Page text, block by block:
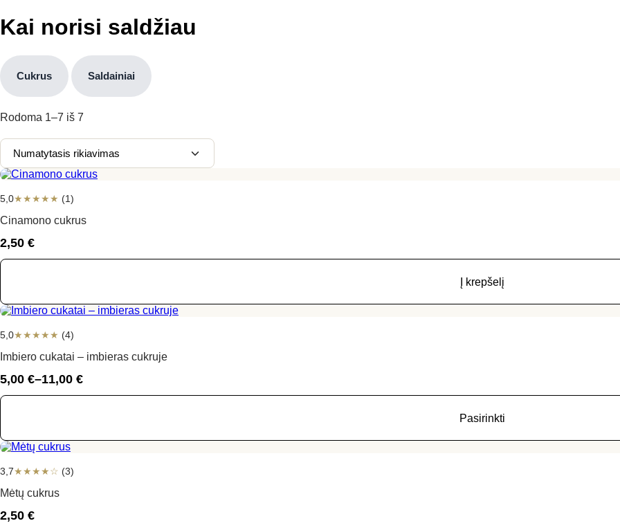
Kai norisi saldžiau
Cukrus Saldainiai
Rodoma 1–7 iš 7
5,0★★★★★ (1)
Cinamono cukrus
2,50 €
Į krepšelį
5,0★★★★★ (4)
Imbiero cukatai – imbieras cukruje
5,00 €–11,00 €
Price
range:
11,00 €
Pasirinkti
3,7★★★★☆ (3)
Mėtų cukrus
2,50 €